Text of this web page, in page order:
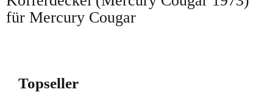
für Mercury Cougar
Topseller